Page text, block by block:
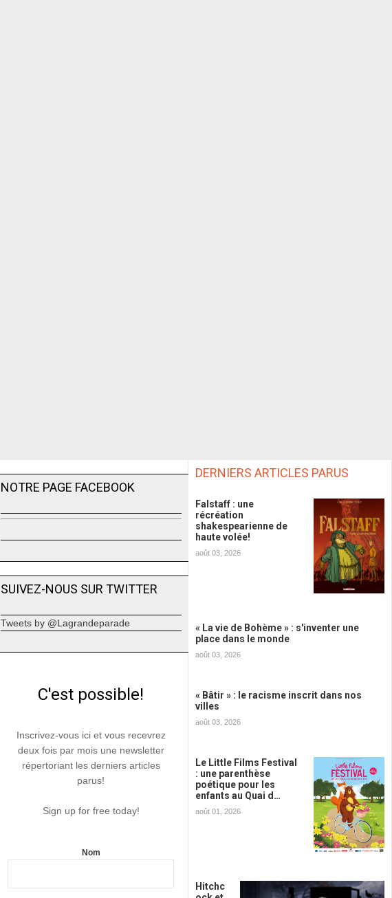
NOTRE PAGE FACEBOOK
SUIVEZ-NOUS SUR TWITTER
Tweets by @Lagrandeparade
C'est possible!
Inscrivez-vous ici et vous recevrez
deux fois par mois une newsletter
répertoriant les derniers articles
parus!
Sign up for free today!
Nom
DERNIERS ARTICLES PARUS
Falstaff : une
récréation
shakespearienne de
haute volée!
août 03, 2026
« La vie de Bohème » : s'inventer une
place dans le monde
août 03, 2026
« Bâtir » : le racisme inscrit dans nos
villes
août 03, 2026
Le Little Films Festival
: une parenthèse
poétique pour les
enfants au Quai d…
août 01, 2026
Hitchc